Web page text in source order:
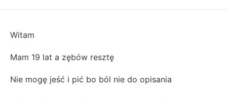
Witam
Mam 19 lat a zębów resztę
Nie mogę jeść i pić bo ból nie do opisania